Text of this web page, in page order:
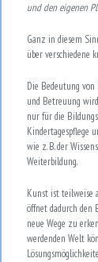
und den eigenen
Ganz in diesem
über verschiedene
Die Bedeutung
und Betreuung
nur für die
Kindertagespflege
wie z. B. der
Weiterbildung.
Kunst ist teilweise
öffnet dadurch den
neue Wege zu
werdenden Welt